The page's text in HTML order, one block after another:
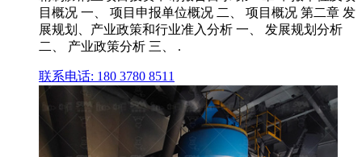
目概况 一、 项目申报单位概况 二、 项目概况 第二章 发
展规划、产业政策和行业准入分析 一、 发展规划分析
二、 产业政策分析 三、 .
联系电话: 180 3780 8511